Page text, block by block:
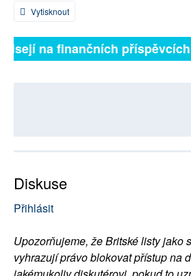
Vytisknout
na finančních příspěvcích
Diskuse
Přihlásit
Upozorňujeme, že Britské listy jako
vyhrazují právo blokovat přístup na